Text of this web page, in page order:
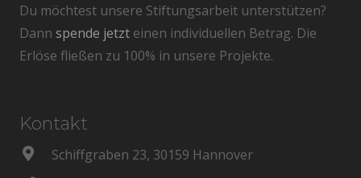
Du möchtest unsere Stiftungsarbeit unterstützen?
Dann spende jetzt einen individuellen Betrag. Die
Erlöse fließen zu 100% in unsere Projekte.
Kontakt
Schiffgraben 23, 30159 Hannover